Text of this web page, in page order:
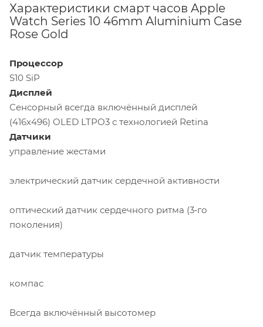
Характеристики смарт часов Apple
Watch Series 10 46mm Aluminium Case
Rose Gold
Процессор
S10 SiP
Дисплей
Сенсорный всегда включённый дисплей
(416x496) OLED LTPO3 с технологией Retina
Датчики
управление жестами
электрический датчик сердечной активности
оптический датчик сердечного ритма (3‑го
поколения)
датчик температуры
компас
Всегда включённый высотомер